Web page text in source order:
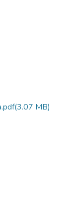
(3.07 MB)